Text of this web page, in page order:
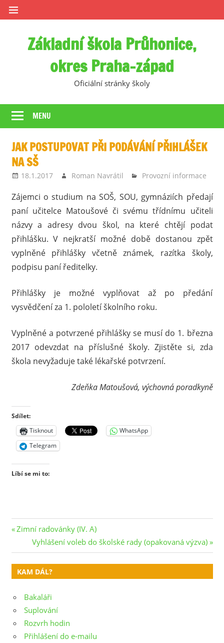
Skip
to
Základní škola Průhonice,
okres Praha-západ
Oficiální stránky školy
MENU
JAK POSTUPOVAT PŘI PODÁVÁNÍ PŘIHLÁŠEK
NA SŠ
18.1.2017 Roman Navrátil Provozní informace
Zájemci o studium na SOŠ, SOU, gymnáziích předají
paní učitelce Matoušové či svému třídnímu učiteli
názvy a adresy dvou škol, na které chtějí podat
přihlášku. V nejkratší možné době dostanou zpět
vyplněné přihlášky včetně známek, razítka školy,
podpisu paní ředitelky.
Přihlášky je možné vyplňovat až po předání
vysvědčení za 1. pololetí školního roku.
Vyplněné a potvrzené přihlášky se musí do 1. března
2017 odevzdat na příslušné školy. Zjistěte si, zda
škola nevyžaduje také lékařské potvrzení.
Zdeňka Matoušová, výchovná poradkyně
Sdílet:
Tisknout
WhatsApp
Telegram
Líbí se mi to:
Navigace
pro
příspěvek
Previous
Post:
Zimní radovánky (IV. A)
Next
Post:
Vyhlášení voleb do školské rady (opakovaná výzva)
KAM DÁL?
Bakaláři
Suplování
Rozvrh hodin
Přihlášení do e-mailu